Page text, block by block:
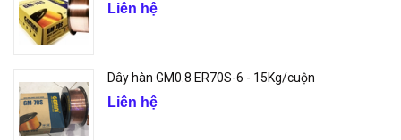
Liên hệ
Dây hàn GM0.8 ER70S-6 - 15Kg/cuộn
Liên hệ